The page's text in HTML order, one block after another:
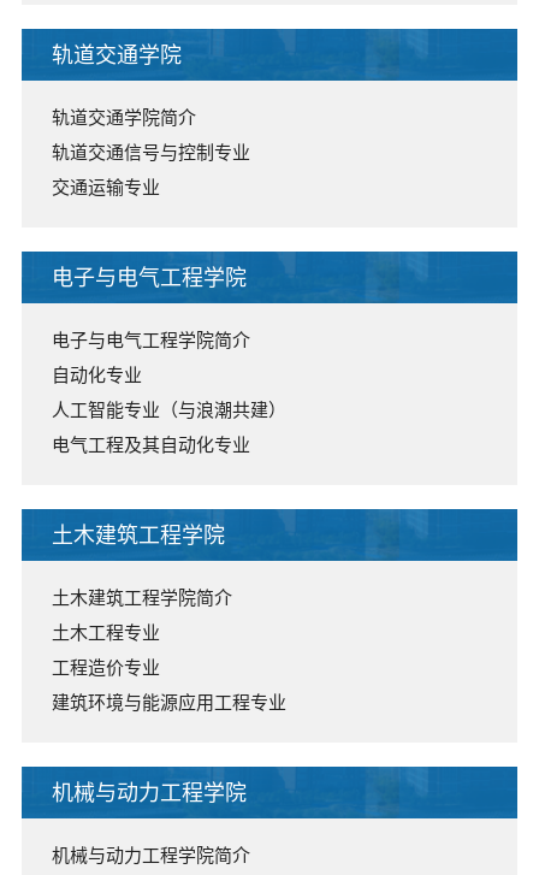
轨道交通学院
轨道交通学院简介
轨道交通信号与控制专业
交通运输专业
电子与电气工程学院
电子与电气工程学院简介
自动化专业
人工智能专业（与浪潮共建）
电气工程及其自动化专业
土木建筑工程学院
土木建筑工程学院简介
土木工程专业
工程造价专业
建筑环境与能源应用工程专业
机械与动力工程学院
机械与动力工程学院简介